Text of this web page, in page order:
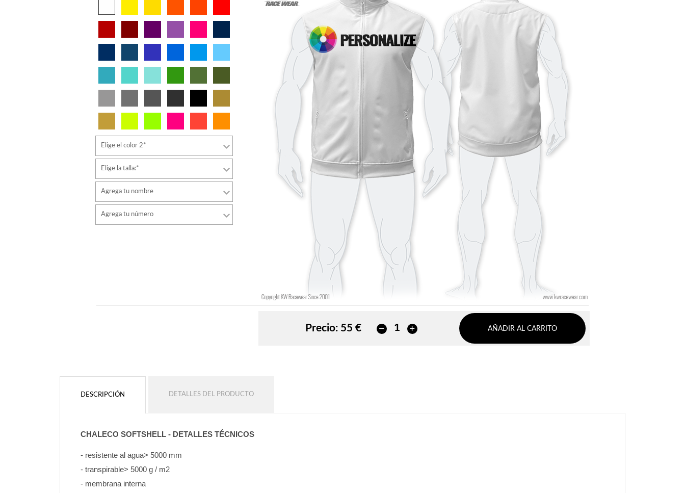
Elige el color 2*
Elige la talla:*
Agrega tu nombre
Agrega tu número
Precio: 55 € AÑADIR AL CARRITO
DESCRIPCIÓN DETALLES DEL PRODUCTO
CHALECO SOFTSHELL - DETALLES TÉCNICOS
- resistente al agua> 5000 mm
- transpirable> 5000 g / m2
- membrana interna